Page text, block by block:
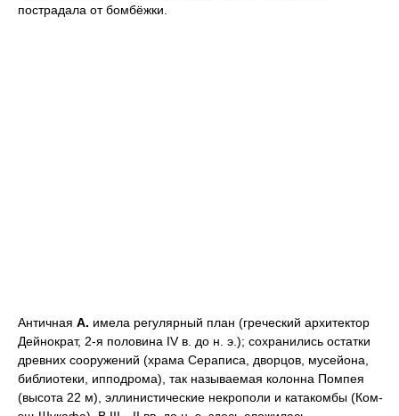
пострадала от бомбёжки.
Античная А. имела регулярный план (греческий архитектор
Дейнократ, 2-я половина IV в. до н. э.); сохранились остатки
древних сооружений (храма Сераписа, дворцов, мусейона,
библиотеки, ипподрома), так называемая колонна Помпея
(высота 22 м), эллинистические некрополи и катакомбы (Ком-